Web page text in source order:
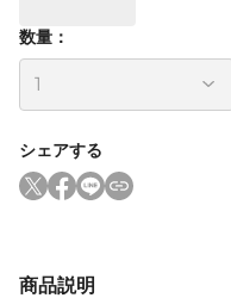
数量：
シェアする
商品説明